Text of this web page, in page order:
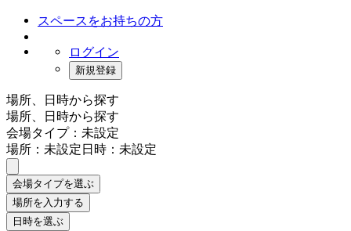
スペースをお持ちの方
ログイン
新規登録
場所、日時から探す
場所、日時から探す
会場タイプ：未設定
場所：未設定日時：未設定
会場タイプを選ぶ
場所を入力する
日時を選ぶ